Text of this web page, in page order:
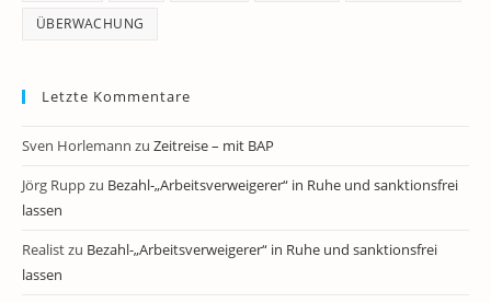
ÜBERWACHUNG
Letzte Kommentare
Sven Horlemann zu Zeitreise – mit BAP
Jörg Ruppzu Bezahl-„Arbeitsverweigerer“ in Ruhe und sanktionsfrei
lassen
Realistzu Bezahl-„Arbeitsverweigerer“ in Ruhe und sanktionsfrei
lassen